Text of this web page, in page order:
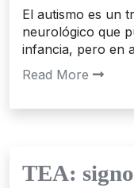
El autismo es un
neurológico que
infancia, pero en
Read More
TEA: